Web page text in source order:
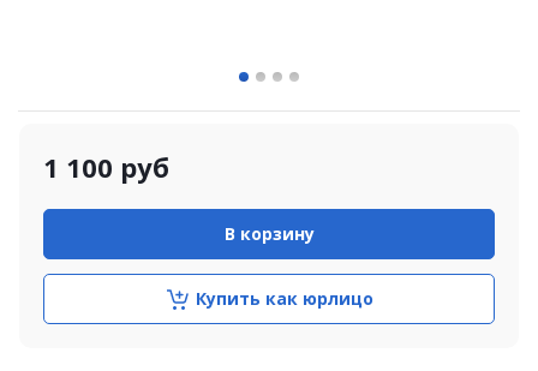
1 100 руб
В корзину
Купить как юрлицо